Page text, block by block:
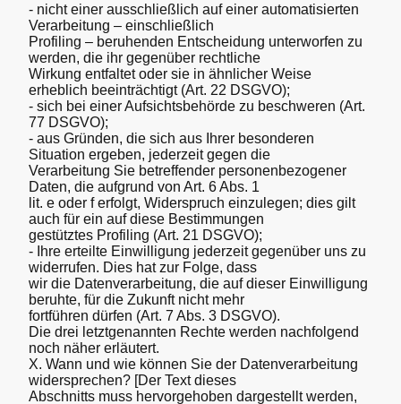
- nicht einer ausschließlich auf einer automatisierten
Verarbeitung – einschließlich
Profiling – beruhenden Entscheidung unterworfen zu
werden, die ihr gegenüber rechtliche
Wirkung entfaltet oder sie in ähnlicher Weise
erheblich beeinträchtigt (Art. 22 DSGVO);
- sich bei einer Aufsichtsbehörde zu beschweren (Art.
77 DSGVO);
- aus Gründen, die sich aus Ihrer besonderen
Situation ergeben, jederzeit gegen die
Verarbeitung Sie betreffender personenbezogener
Daten, die aufgrund von Art. 6 Abs. 1
lit. e oder f erfolgt, Widerspruch einzulegen; dies gilt
auch für ein auf diese Bestimmungen
gestütztes Profiling (Art. 21 DSGVO);
- Ihre erteilte Einwilligung jederzeit gegenüber uns zu
widerrufen. Dies hat zur Folge, dass
wir die Datenverarbeitung, die auf dieser Einwilligung
beruhte, für die Zukunft nicht mehr
fortführen dürfen (Art. 7 Abs. 3 DSGVO).
Die drei letztgenannten Rechte werden nachfolgend
noch näher erläutert.
X. Wann und wie können Sie der Datenverarbeitung
widersprechen? [Der Text dieses
Abschnitts muss hervorgehoben dargestellt werden,